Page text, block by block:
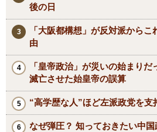
後の日
「大阪都構想」が反対派から
由
「皇帝政治」が災いの始まり
滅亡させた始皇帝の誤算
“高学歴な人”ほど左派政党を支
なぜ弾圧？ 知っておきたい中国